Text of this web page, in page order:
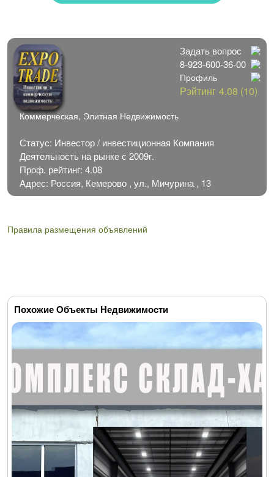
Задать вопрос
8-923-600-36-00
Профиль
Рэйтинг 4.08 (10)
Коммерческая, Элитная Недвижимость
Статус: Инвестор / инвестиционная Компания
Деятельность на рынке с 2009г.
Проф. рейтинг: 4.08
Адрес: Россия, Кемерово , ул., Мичурина , 13
Правила размещения объявлений
Похожие Объекты Недвижимости